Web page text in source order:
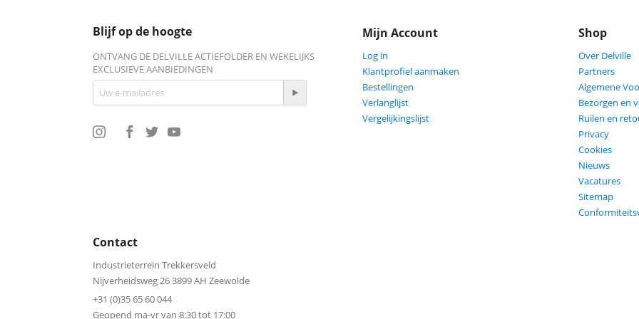
Blijf op de hoogte
ONTVANG DE DELVILLE ACTIEFOLDER EN WEKELIJKS
EXCLUSIEVE AANBIEDINGEN
Mijn Account
Log in
Klantprofiel aanmaken
Bestellingen
Verlanglijst
Vergelijkingslijst
Shop
Over Delville
Partners
Algemene
Bezorgen en
Ruilen en
Privacy
Cookies
Nieuws
Vacatures
Sitemap
Contact
Industrieterrein Trekkersveld
Nijverheidsweg 26 3899 AH Zeewolde
+31 (0)35 65 60 044
Geopend ma-vr van 8:30 tot 17:00